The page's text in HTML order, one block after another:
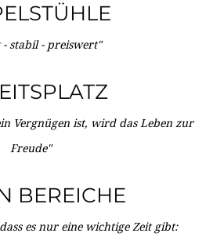
- stabil - preiswert"
Vergnügen ist, wird das Leben zur
Freude"
BEREICHE
es nur eine wichtige Zeit gibt: